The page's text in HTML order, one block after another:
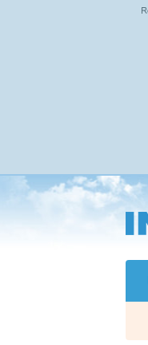
Přejít
na
hlavní
obsah